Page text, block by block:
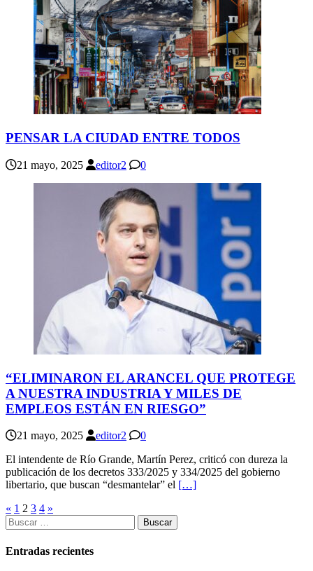
PENSAR LA CIUDAD ENTRE TODOS
21 mayo, 2025 editor2 0
“ELIMINARON EL ARANCEL QUE PROTEGE
A NUESTRA INDUSTRIA Y MILES DE
EMPLEOS ESTÁN EN RIESGO”
21 mayo, 2025 editor2
0
El intendente de Río Grande, Martín Perez, criticó con dureza la
publicación de los decretos 333/2025 y 334/2025 del gobierno
libertario, que buscan “desmantelar” el […]
Paginación
de
entradas
« 1 2 3 4 »
Buscar:
Entradas recientes